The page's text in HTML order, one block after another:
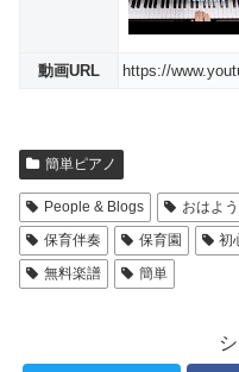
動画URL https://
簡単ピアノ
People & Blogs おはよ
保育伴奏
保育園 初
無料楽譜
簡単